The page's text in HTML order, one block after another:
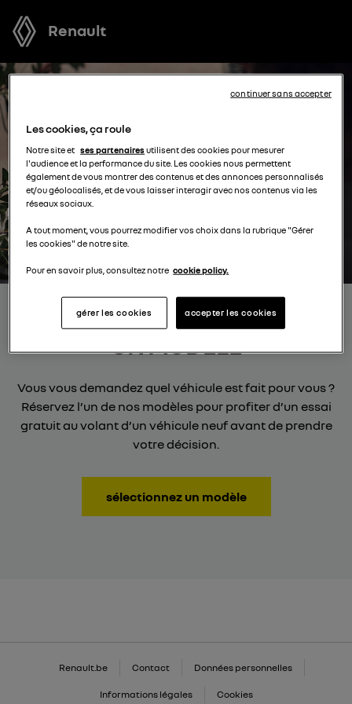
Renault
RÉSERVEZ UN ESSAI POUR
UN MODÈLE
Vous vous demandez quel véhicule est fait pour vous ?
Réservez l’un de nos modèles pour profiter d’un essai
gratuit au volant d’un véhicule neuf avant de prendre
votre décision.
sélectionnez un modèle
Renault.be Contact Données personnelles
Informations légales Cookies
Les cookies, ça roule
Notre site et ses partenairesutilisent des cookies pour mesurer
l'audience et la performance du site. Les cookies nous permettent
également de vous montrer des contenus et des annonces personnalisés
et/ou géolocalisés, et de vous laisser interagir avec nos contenus via les
réseaux sociaux.
A tout moment, vous pourrez modifier vos choix dans la rubrique "Gérer
les cookies" de notre site.
Pour en savoir plus, consultez notre cookie policy.
accepter les cookies
gérer les cookies
continuer sans accepter